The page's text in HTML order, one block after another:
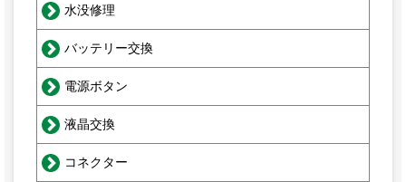
水没修理
バッテリー交換
電源ボタン
液晶交換
コネクター